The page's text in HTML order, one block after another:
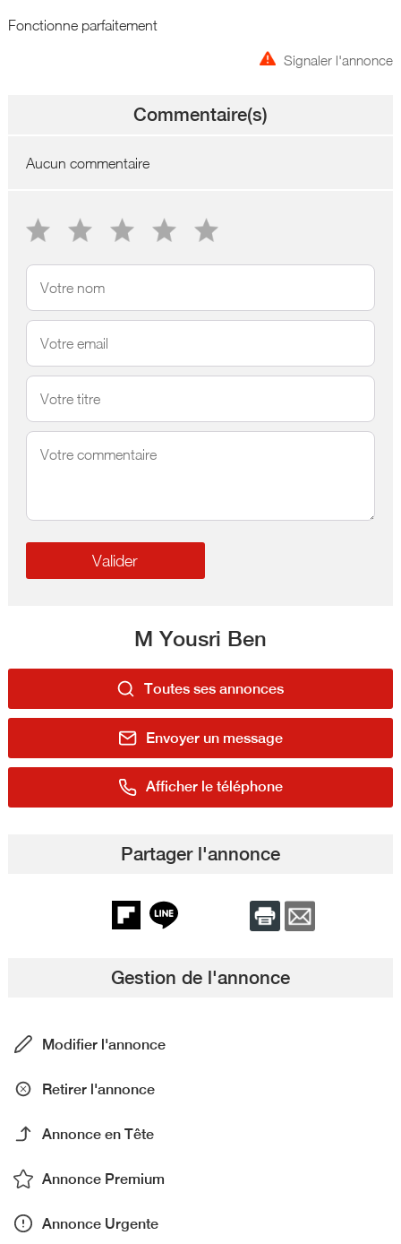
Fonctionne parfaitement
Signaler l'annonce
Commentaire(s)
Aucun commentaire
M Yousri Ben
Toutes ses annonces
Envoyer un message
Afficher le téléphone
Partager l'annonce
Gestion de l'annonce
Modifier l'annonce
Retirer l'annonce
Annonce en Tête
Annonce Premium
Annonce Urgente